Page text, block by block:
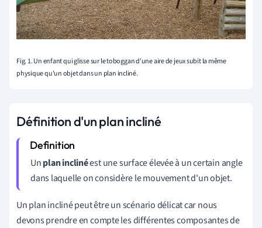
Fig. 1. Un enfant qui glisse sur le toboggan d'une aire de jeux subit la même
physique qu'un objet dans un plan incliné.
Définition d'un plan incliné
Unplan inclinéest une surface élevée à un certain angle
dans laquelle on considère le mouvement d'un objet.
Un plan incliné peut être un scénario délicat car nous
devons prendre en compte les différentes composantes de